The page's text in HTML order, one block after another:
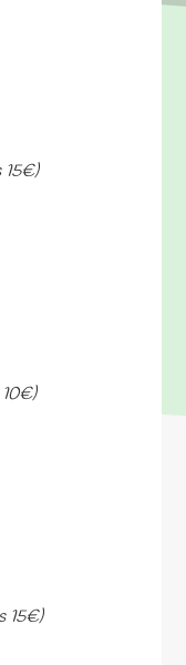
15€)
15€)